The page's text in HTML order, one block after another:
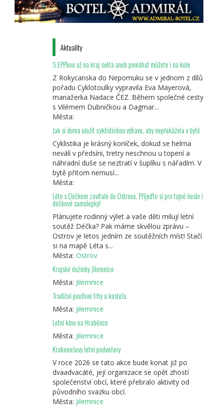
Aktuality
S EPPkou až na kraj světa aneb pomáhat můžete i na kole
Z Rokycanska do Nepomuku se v jednom z dílů
pořadu Cyklotoulky vypravila Eva Mayerová,
manažerka Nadace ČEZ. Během společné cesty
s Vilémem Dubničkou a Dagmar...
Města:
Jak si doma uložit cyklistickou výbavu, aby nepřekážela v bytě
Cyklistika je krásný koníček, dokud se helma
neválí v předsíni, tretry neschnou u topení a
náhradní duše se neztratí v šuplíku s nářadím. V
bytě přitom nemusí...
Města:
Léto s Déčkem zavítalo do Ostrova. Přijeďte si pro tajné heslo i
déčkové samolepky!
Plánujete rodinný výlet a vaše děti milují letní
soutěž Déčka? Pak máme skvělou zprávu –
Ostrov je letos jedním ze soutěžních míst! Stačí
si na mapě Léta s...
Města: Ostrov
Krajské dožínky Jilemnice
Města: Jilemnice
Tradiční pouťové trhy u kostela.
Města: Jilemnice
Letní kino na Hraběnce
Města: Jilemnice
Krakonošovy letní podvečery
V roce 2026 se tato akce bude konat již po
dvaadvacáté, její organizace se opět zhostí
společenství obcí, které přebralo aktivity od
původního svazku obcí.
Města: Jilemnice